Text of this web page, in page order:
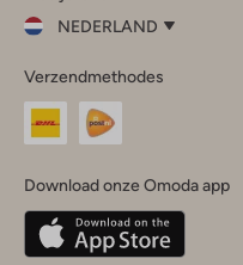
NEDERLAND
je
land
Nederland
Belgique(Français)
Deutschland
Verzendmethodes
Download onze Omoda app